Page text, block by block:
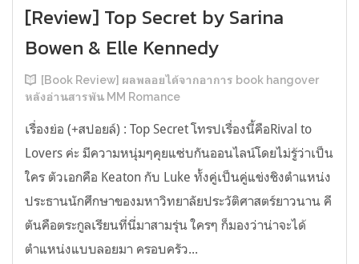
[Review] Top Secret by Sarina
Bowen & Elle Kennedy
[Book Review] ผลพลอยได้จากอาการ book hangover
หลังอ่านสารพัน MM Romance
เรื่องย่อ (+สปอยล์) : Top Secret โทรปเรื่องนี้คือRival to
Lovers ค่ะ มีความหนุ่มๆคุยแซ่บกันออนไลน์โดยไม่รู้ว่าเป็น
ใคร ตัวเอกคือ Keaton กับ Luke ทั้งคู่เป็นคู่แข่งชิงตำแหน่ง
ประธานนักศึกษาของมหาวิทยาลัยประวัติศาสตร์ยาวนาน คี
ตันคือตระกูลเรียนที่นี่มาสามรุ่น ใครๆ ก็มองว่าน่าจะได้
ตำแหน่งแบบลอยมา ครอบครัว...